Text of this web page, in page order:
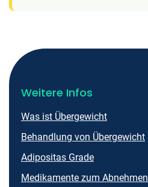
Weitere Infos
Was ist Übergewicht
Behandlung von Übergewicht
Adipositas Grade
Medikamente zum Abnehmen